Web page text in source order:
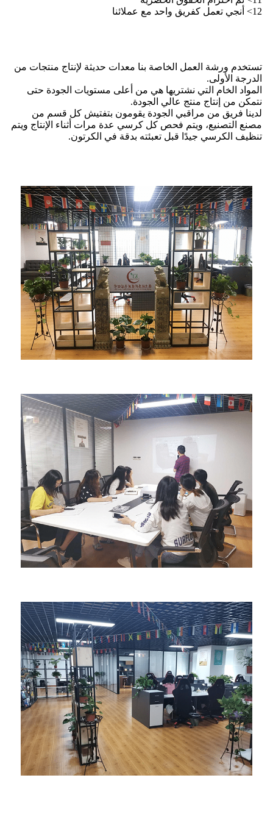
12> أنجي تعمل كفريق واحد مع عملائنا
تستخدم ورشة العمل الخاصة بنا معدات حديثة لإنتاج منتجات من
الدرجة الأولى.
المواد الخام التي نشتريها هي من أعلى مستويات الجودة حتى
نتمكن من إنتاج منتج عالي الجودة.
لدينا فريق من مراقبي الجودة يقومون بتفتيش كل قسم من
مصنع التصنيع، ويتم فحص كل كرسي عدة مرات أثناء الإنتاج ويتم
تنظيف الكرسي جيدًا قبل تعبئته بدقة في الكرتون.